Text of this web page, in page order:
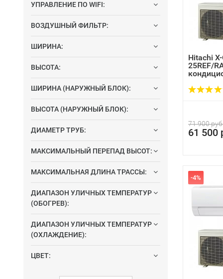
УПРАВЛЕНИЕ ПО WIFI:
ВОЗДУШНЫЙ ФИЛЬТР:
ШИРИНА:
ВЫСОТА:
ШИРИНА (НАРУЖНЫЙ БЛОК):
ВЫСОТА (НАРУЖНЫЙ БЛОК):
ДИАМЕТР ТРУБ:
МАКСИМАЛЬНЫЙ ПЕРЕПАД ВЫСОТ:
МАКСИМАЛЬНАЯ ДЛИНА ТРАССЫ:
ДИАПАЗОН УЛИЧНЫХ ТЕМПЕРАТУР
(ОБОГРЕВ):
ДИАПАЗОН УЛИЧНЫХ ТЕМПЕРАТУР
(ОХЛАЖДЕНИЕ):
ЦВЕТ:
Hitachi
25REF/
71 900
61 500
-4%